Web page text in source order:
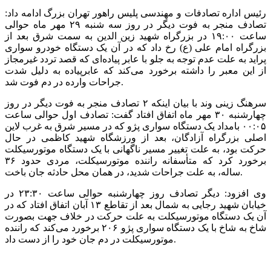
رئیس اداره تصادفات و مهندسی پلیس راهور تهران بزرگ ادامه داد:
تصادف منجر به فوت دیگر در روز سه شنبه ۲۹ مهر ماه حوالی
ساعت ۱۹:۰۰ در بزرگراه شهید زین الدین به سمت شرق بعد از
بزرگراه امام علی (ع) رخ داد که در آن یک دستگاه خودرو سواری
پراید به علت عدم توجه به جلو با عابر پیاده‌ای که قصد تردد غیرمجاز
از این معبر را داشته برخورد می‌کند که عابرپیاده به دلیل شدت
جراحات وارده در دم فوت شد.
سرهنگ زینی وند با بیان اینکه ۲ تصادف منجر به فوت دیگر در روز
چهارشنبه ۳۰ مهر ماه اتفاق افتاد گفت: تصادف اول حوالی ساعت
۰۰:۰۵ بامداد یک دستگاه سواری پژو که در مسیر شرق به غرب لاین
اصلی بزرگراه آزادگان، بعد از ورزشگاه شهید کاظمی در حال
حرکت بود، به علت تغییر مسیر ناگهانی با یک دستگاه موتورسیکلت
برخورد کرد که متأسفانه راننده موتورسیکلت، مردی حدود ۳۶
ساله، به علت جراحات شدید، در همان محل حادثه جان باخت.
وی افزود: دیگر تصادف روز چهارشنبه حوالی ساعت ۲۳:۳۰ در
خیابان شهید رجایی به شمال بعد از تقاطع ۱۳ آبان اتفاق افتاد که در
آن یک دستگاه موتورسیکلت به علت حرکت در خلاف جهت بصورت
شاخ به شاخ با یک دستگاه سواری پژو ۲۰۶ برخورد می‌کند که راننده
موتورسیکلت در دم جان خود را از دست داد.